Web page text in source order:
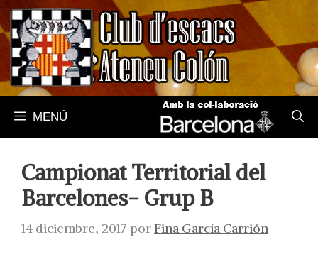
Saltar
al
contenido
MENÚ
Campionat Territorial del
Barcelones- Grup B
14 diciembre, 2017 porFina García Carrión